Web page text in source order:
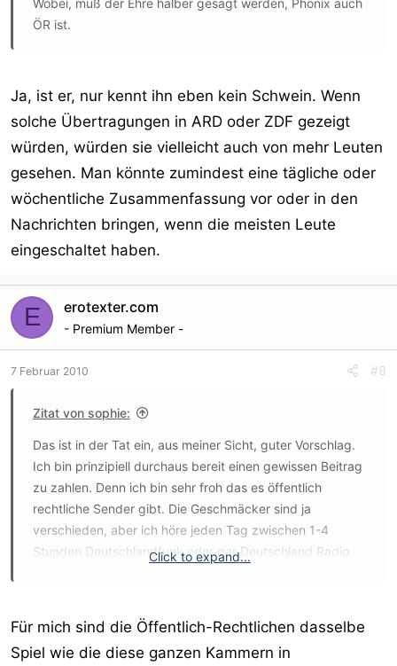
Wobei, muß der Ehre halber gesagt werden, Phönix auch
ÖR ist.
Ja, ist er, nur kennt ihn eben kein Schwein. Wenn
solche Übertragungen in ARD oder ZDF gezeigt
würden, würden sie vielleicht auch von mehr Leuten
gesehen. Man könnte zumindest eine tägliche oder
wöchentliche Zusammenfassung vor oder in den
Nachrichten bringen, wenn die meisten Leute
eingeschaltet haben.
E erotexter.com
- Premium Member -
7 Februar 2010 #8
Zitat von sophie:
Das ist in der Tat ein, aus meiner Sicht, guter Vorschlag.
Ich bin prinzipiell durchaus bereit einen gewissen Beitrag
zu zahlen. Denn ich bin sehr froh das es öffentlich
rechtliche Sender gibt. Die Geschmäcker sind ja
verschieden, aber ich höre jeden Tag zwischen 1-4
Stunden Deutschlandfunk oder gar Deutschland Radio
Yogeshwar zugehört. quer mit Christoph Süss finde ich
auch sehr gut - für mich aber noch lange kein Grund eine
willkürliche Fantasiepauschale zu zahlen. Ich bin ehh nur
Click to expand...
Für mich sind die Öffentlich-Rechtlichen dasselbe
Spiel wie die diese ganzen Kammern in